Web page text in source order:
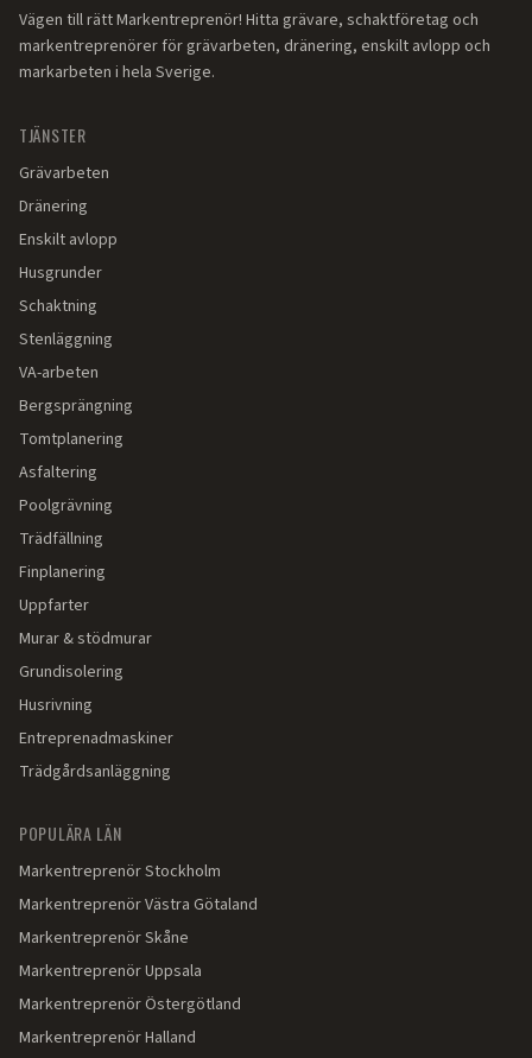
Vägen till rätt Markentreprenör! Hitta grävare, schaktföretag och
markentreprenörer för grävarbeten, dränering, enskilt avlopp och
markarbeten i hela Sverige.
TJÄNSTER
Grävarbeten
Dränering
Enskilt avlopp
Husgrunder
Schaktning
Stenläggning
VA-arbeten
Bergsprängning
Tomtplanering
Asfaltering
Poolgrävning
Trädfällning
Finplanering
Uppfarter
Murar & stödmurar
Grundisolering
Husrivning
Entreprenadmaskiner
Trädgårdsanläggning
POPULÄRA LÄN
MarkentreprenörStockholm
MarkentreprenörVästra Götaland
MarkentreprenörSkåne
MarkentreprenörUppsala
MarkentreprenörÖstergötland
MarkentreprenörHalland